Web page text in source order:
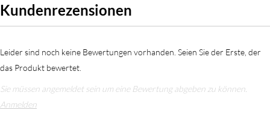
Kundenrezensionen
Leider sind noch keine Bewertungen vorhanden. Seien Sie der Erste, der
das Produkt bewertet.
Sie müssen angemeldet sein um eine Bewertung abgeben zu können.
Anmelden